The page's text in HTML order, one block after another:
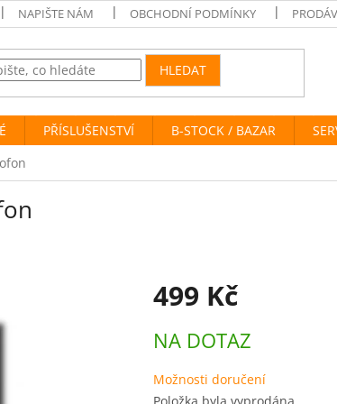
NAPIŠTE NÁM OBCHODNÍ PODMÍNKY
HLEDAT
PŘÍSLUŠENSTVÍ B-STOCK / BAZAR
499 Kč
cena:
NA DOTAZ
Možnosti doručení